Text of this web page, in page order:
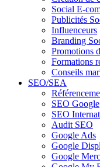
Social E-
Publicités
Influenceurs
Branding
Promotions
Formations
Conseils
SEO/SEA
SEO Google
SEO
Audit SEO
Google Ads
Google
Google